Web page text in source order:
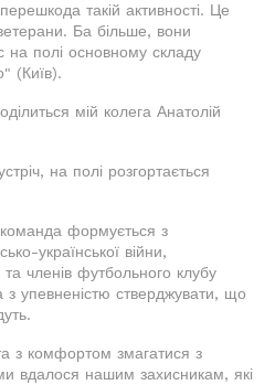
такій активності. Це
Ба більше, вони
на полі основному складу
(Київ).
мій колега Анатолій
на полі розгортається
формується з
української війни,
членів футбольного клубу
упевненістю стверджувати, що
з комфортом змагатися з
вдалося нашим захисникам, які